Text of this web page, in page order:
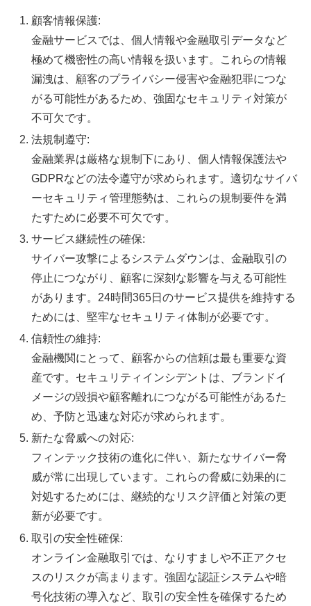
顧客情報保護:
金融サービスでは、個人情報や金融取引データなど
極めて機密性の高い情報を扱います。これらの情報
漏洩は、顧客のプライバシー侵害や金融犯罪につな
がる可能性があるため、強固なセキュリティ対策が
不可欠です。
法規制遵守:
金融業界は厳格な規制下にあり、個人情報保護法や
GDPRなどの法令遵守が求められます。適切なサイバ
ーセキュリティ管理態勢は、これらの規制要件を満
たすために必要不可欠です。
サービス継続性の確保:
サイバー攻撃によるシステムダウンは、金融取引の
停止につながり、顧客に深刻な影響を与える可能性
があります。24時間365日のサービス提供を維持する
ためには、堅牢なセキュリティ体制が必要です。
信頼性の維持:
金融機関にとって、顧客からの信頼は最も重要な資
産です。セキュリティインシデントは、ブランドイ
メージの毀損や顧客離れにつながる可能性があるた
め、予防と迅速な対応が求められます。
新たな脅威への対応:
フィンテック技術の進化に伴い、新たなサイバー脅
威が常に出現しています。これらの脅威に効果的に
対処するためには、継続的なリスク評価と対策の更
新が必要です。
取引の安全性確保:
オンライン金融取引では、なりすましや不正アクセ
スのリスクが高まります。強固な認証システムや暗
号化技術の導入など、取引の安全性を確保するため